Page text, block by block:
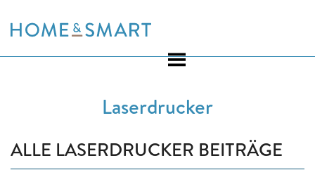
to
Laserdrucker
ALLE LASERDRUCKER BEITRÄGE